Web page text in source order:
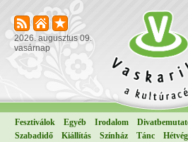
2026. augusztus 09.
vasárnap
Fesztiválok Egyéb Irodalom
Szabadidő
Kiállítás Színház Tánc